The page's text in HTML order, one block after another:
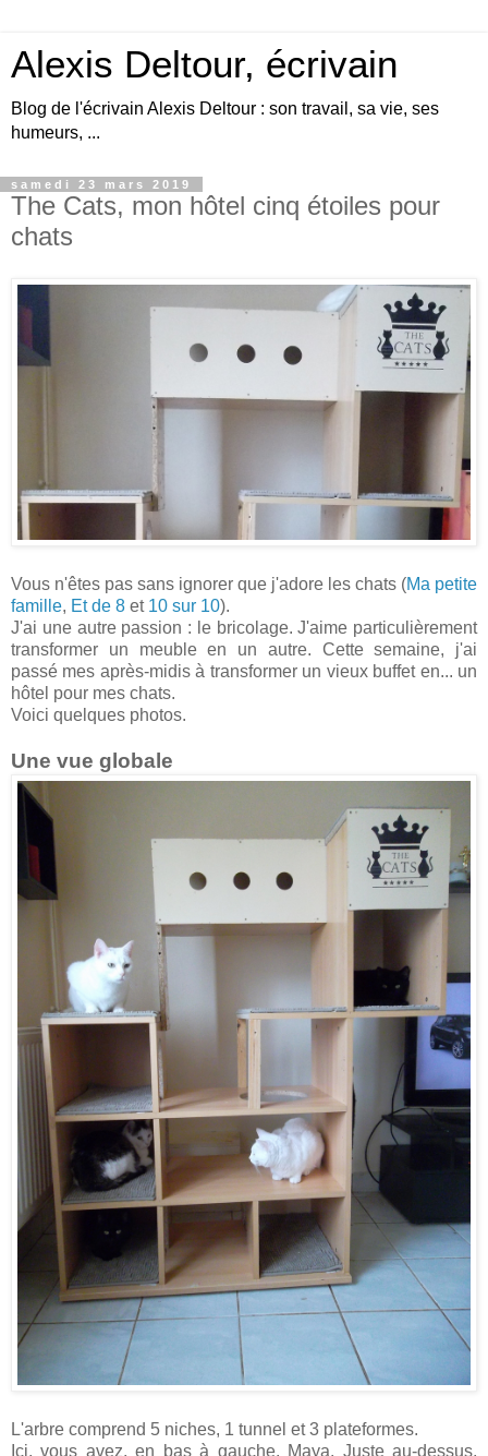
Alexis Deltour, écrivain
Blog de l'écrivain Alexis Deltour : son travail, sa vie, ses
humeurs, ...
samedi 23 mars 2019
The Cats, mon hôtel cinq étoiles pour
chats
Vous n'êtes pas sans ignorer que j'adore les chats (Ma petite
famille, Et de 8 et 10 sur 10).
J'ai une autre passion : le bricolage. J'aime particulièrement
transformer un meuble en un autre. Cette semaine, j'ai
passé mes après-midis à transformer un vieux buffet en... un
hôtel pour mes chats.
Voici quelques photos.
Une vue globale
L'arbre comprend 5 niches, 1 tunnel et 3 plateformes.
Ici, vous avez, en bas à gauche, Maya. Juste au-dessus,